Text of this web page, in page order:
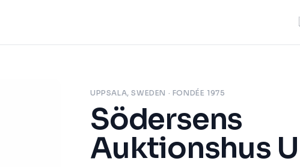
UPPSALA, SWEDEN · FONDÉE 1975
Södersens
Auktionshus